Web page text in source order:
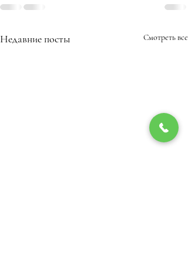
Недавние посты Смотреть все